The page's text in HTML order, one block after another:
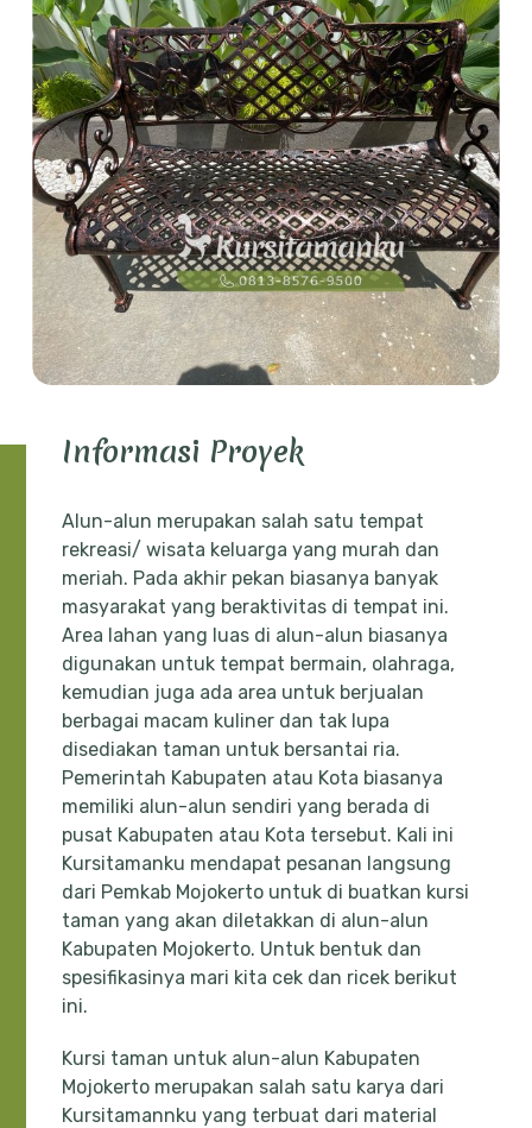
Informasi Proyek
Alun-alun merupakan salah satu tempat
rekreasi/ wisata keluarga yang murah dan
meriah. Pada akhir pekan biasanya banyak
masyarakat yang beraktivitas di tempat ini.
Area lahan yang luas di alun-alun biasanya
digunakan untuk tempat bermain, olahraga,
kemudian juga ada area untuk berjualan
berbagai macam kuliner dan tak lupa
disediakan taman untuk bersantai ria.
Pemerintah Kabupaten atau Kota biasanya
memiliki alun-alun sendiri yang berada di
pusat Kabupaten atau Kota tersebut. Kali ini
Kursitamanku mendapat pesanan langsung
dari Pemkab Mojokerto untuk di buatkan kursi
taman yang akan diletakkan di alun-alun
Kabupaten Mojokerto. Untuk bentuk dan
spesifikasinya mari kita cek dan ricek berikut
ini.
Kursi taman untuk alun-alun Kabupaten
Mojokerto merupakan salah satu karya dari
Kursitamannku yang terbuat dari material